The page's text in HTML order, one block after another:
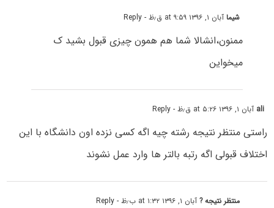
شیماآبان ۱, ۱۳۹۶ at ۹:۵۹ ق٫ظ - Reply
ممنون،انشالا شما هم همون چیزی قبول بشید ک
میخواین
ali آبان ۱, ۱۳۹۶ at ۵:۲۶ ق٫ظ - Reply
راستى منتظر نتیجه رشته چیه اگه کسی نزده اون دانشگاه با این
اختلاف قبولى اگه رتبه بالتر ها وارد عمل نشوند
منتظر نتیجه ?آبان ۱, ۱۳۹۶ at ۱:۳۲ ب٫ظ - Reply